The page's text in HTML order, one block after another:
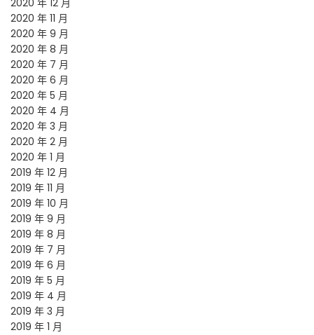
2020 年 12 月
2020 年 11 月
2020 年 9 月
2020 年 8 月
2020 年 7 月
2020 年 6 月
2020 年 5 月
2020 年 4 月
2020 年 3 月
2020 年 2 月
2020 年 1 月
2019 年 12 月
2019 年 11 月
2019 年 10 月
2019 年 9 月
2019 年 8 月
2019 年 7 月
2019 年 6 月
2019 年 5 月
2019 年 4 月
2019 年 3 月
2019 年 1 月